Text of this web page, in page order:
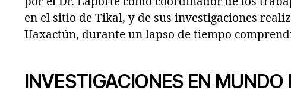
en el sitio de Tikal, y de sus investigaciones
Uaxactún, durante un lapso de tiempo
INVESTIGACIONES EN MUNDO